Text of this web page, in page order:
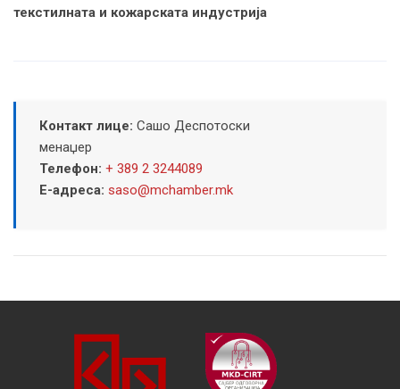
текстилната и кожарската индустрија
Контакт лице: Сашо Деспотоски
менаџер
Телефон: + 389 2 3244089
Е-адреса: saso@mchamber.mk